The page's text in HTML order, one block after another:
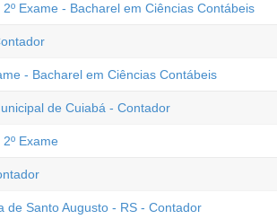
Exame - Bacharel em Ciências Contábeis
- Bacharel em Ciências Contábeis
de Cuiabá - Contador
Exame
de Santo Augusto - RS - Contador